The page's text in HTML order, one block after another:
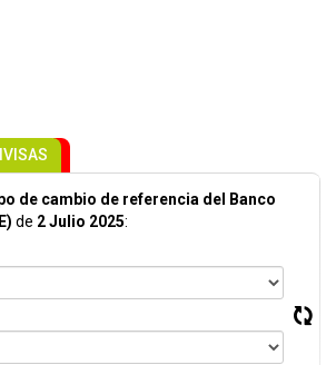
de cambio de referencia del Banco
de 2 Julio 2025: